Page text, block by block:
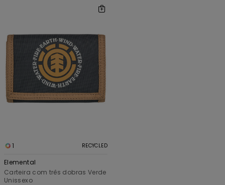
1 RECYCLED
Elemental
Carteira com três dobras Verde
Unissexo